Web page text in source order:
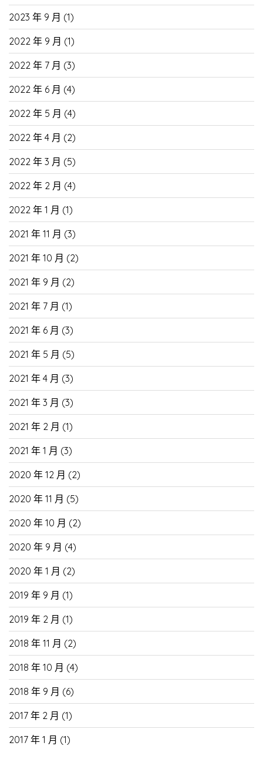
2023 年 9 月 (1)
2022 年 9 月 (1)
2022 年 7 月 (3)
2022 年 6 月 (4)
2022 年 5 月 (4)
2022 年 4 月 (2)
2022 年 3 月 (5)
2022 年 2 月 (4)
2022 年 1 月 (1)
2021 年 11 月 (3)
2021 年 10 月 (2)
2021 年 9 月 (2)
2021 年 7 月 (1)
2021 年 6 月 (3)
2021 年 5 月 (5)
2021 年 4 月 (3)
2021 年 3 月 (3)
2021 年 2 月 (1)
2021 年 1 月 (3)
2020 年 12 月 (2)
2020 年 11 月 (5)
2020 年 10 月 (2)
2020 年 9 月 (4)
2020 年 1 月 (2)
2019 年 9 月 (1)
2019 年 2 月 (1)
2018 年 11 月 (2)
2018 年 10 月 (4)
2018 年 9 月 (6)
2017 年 2 月 (1)
2017 年 1 月 (1)